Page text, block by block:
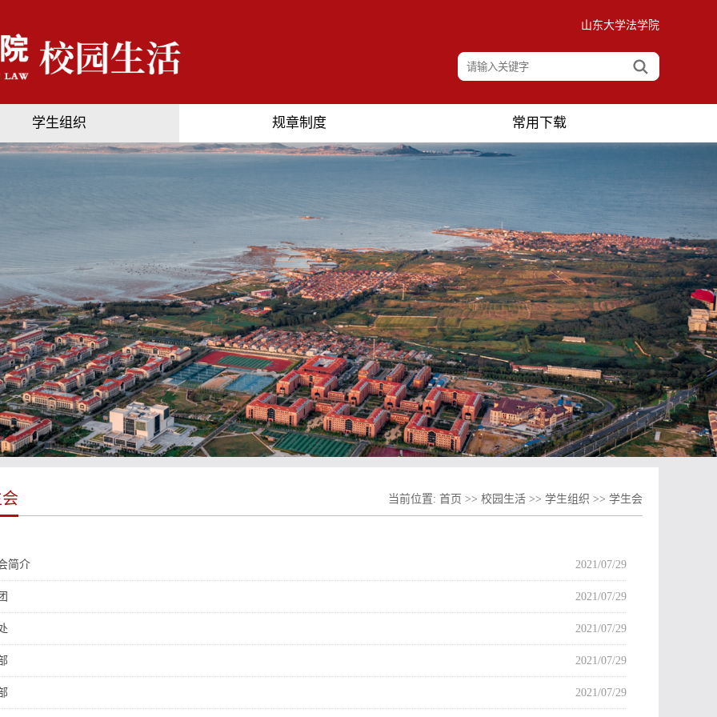
山东大学法学院
学生组织 规章制度 常用下载
当前位置: 首页 >> 校园生活 >> 学生组织 >> 学生会
简介 2021/07/29
2021/07/29
2021/07/29
2021/07/29
2021/07/29